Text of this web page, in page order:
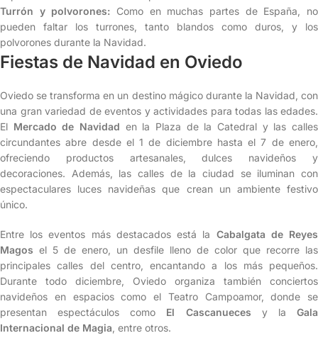
Turrón y polvorones: Como en muchas partes de España, no
pueden faltar los turrones, tanto blandos como duros, y los
polvorones durante la Navidad.
Fiestas de Navidad en Oviedo
Oviedo se transforma en un destino mágico durante la Navidad, con
una gran variedad de eventos y actividades para todas las edades.
El Mercado de Navidad en la Plaza de la Catedral y las calles
circundantes abre desde el 1 de diciembre hasta el 7 de enero,
ofreciendo productos artesanales, dulces navideños y
decoraciones. Además, las calles de la ciudad se iluminan con
espectaculares luces navideñas que crean un ambiente festivo
único.
Entre los eventos más destacados está la Cabalgata de Reyes
Magos el 5 de enero, un desfile lleno de color que recorre las
principales calles del centro, encantando a los más pequeños.
Durante todo diciembre, Oviedo organiza también conciertos
navideños en espacios como el Teatro Campoamor, donde se
presentan espectáculos como El Cascanueces y laGala
Internacional de Magia , entre otros.